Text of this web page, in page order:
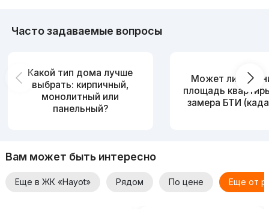
Часто задаваемые вопросы
Какой тип дома лучше
выбрать: кирпичный,
монолитный или
панельный?
Может ли
площадь
замера БТИ
Вам может быть интересно
Еще в ЖК «Hayot» Рядом По цене Еще от